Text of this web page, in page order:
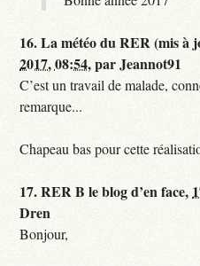
16.La météo du RER (mis à
2017, 08:54,parJeannot91
C’est un travail de malade,
remarque...
Chapeau bas pour cette
17.RER B le blog d’en face,
Dren
Bonjour,